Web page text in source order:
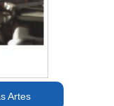
Artes